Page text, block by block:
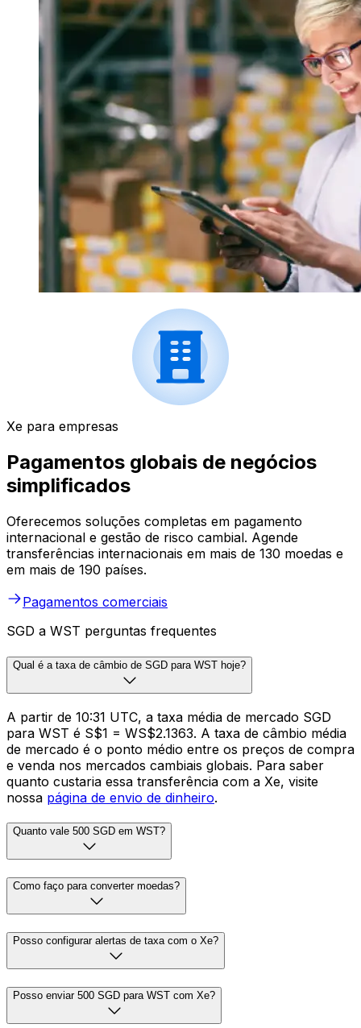
Xe para empresas
Pagamentos globais de negócios
simplificados
Oferecemos soluções completas em pagamento
internacional e gestão de risco cambial. Agende
transferências internacionais em mais de 130 moedas e
em mais de 190 países.
Pagamentos comerciais
SGD a WST perguntas frequentes
Qual é a taxa de câmbio de SGD para WST hoje?
A partir de 10:31 UTC, a taxa média de mercado SGD
para WST é S$1 = WS$2.1363. A taxa de câmbio média
de mercado é o ponto médio entre os preços de compra
e venda nos mercados cambiais globais. Para saber
quanto custaria essa transferência com a Xe, visite
nossa página de envio de dinheiro.
Quanto vale 500 SGD em WST?
Como faço para converter moedas?
Posso configurar alertas de taxa com o Xe?
Posso enviar 500 SGD para WST com Xe?